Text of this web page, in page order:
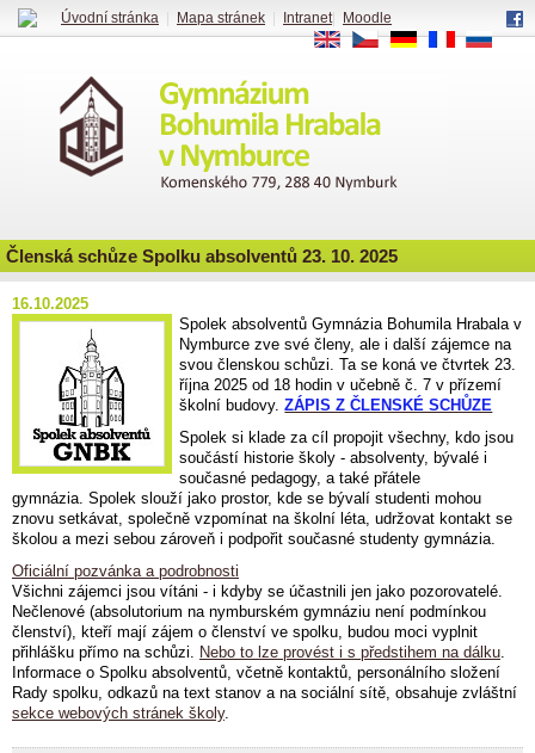
Členská schůze Spolku absolventů 23. 10. 2025
16.10.2025
Spolek absolventů Gymnázia Bohumila Hrabala v
Nymburce zve své členy, ale i další zájemce na
svou členskou schůzi. Ta se koná ve čtvrtek 23.
října 2025 od 18 hodin v učebně č. 7 v přízemí
školní budovy.ZÁPIS Z ČLENSKÉ SCHŮZE
Spolek si klade za cíl propojit všechny, kdo jsou
součástí historie školy - absolventy, bývalé i
současné pedagogy, a také přátele
gymnázia. Spolek slouží jako prostor, kde se bývalí studenti mohou
znovu setkávat, společně vzpomínat na školní léta, udržovat kontakt se
školou a mezi sebou zároveň i podpořit současné studenty gymnázia.
Oficiální pozvánka a podrobnosti
Všichni zájemci jsou vítáni - i kdyby se účastnili jen jako pozorovatelé.
Nečlenové (absolutorium na nymburském gymnáziu není podmínkou
členství), kteří mají zájem o členství ve spolku, budou moci vyplnit
přihlášku přímo na schůzi. Nebo to lze provést i s předstihem na dálku.
Informace o Spolku absolventů, včetně kontaktů, personálního složení
Rady spolku, odkazů na text stanov a na sociální sítě, obsahuje zvláštní
sekce webových stránek školy.
Úvodní stránka Mapa stránek Intranet|
Moodle
EN
CS DE FR RU